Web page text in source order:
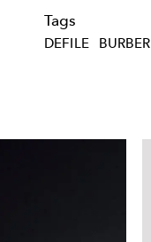
Tags
DEFILE